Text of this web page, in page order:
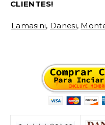
CLIENTES!
Lamasini, Danesi,